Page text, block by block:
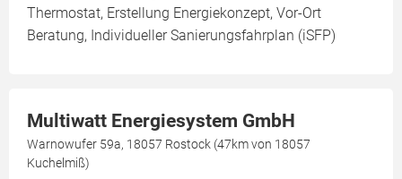
Thermostat, Erstellung Energiekonzept, Vor-Ort
Beratung, Individueller Sanierungsfahrplan (iSFP)
Multiwatt Energiesystem GmbH
Warnowufer 59a, 18057 Rostock (47km von 18057
Kuchelmiß)